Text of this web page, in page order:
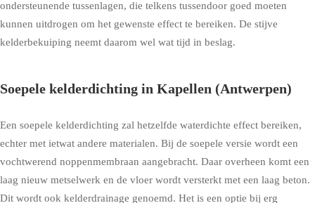
ondersteunende tussenlagen, die telkens tussendoor goed moeten
kunnen uitdrogen om het gewenste effect te bereiken. De stijve
kelderbekuiping neemt daarom wel wat tijd in beslag.
Soepele kelderdichting in Kapellen (Antwerpen)
Een soepele kelderdichting zal hetzelfde waterdichte effect bereiken,
echter met ietwat andere materialen. Bij de soepele versie wordt een
vochtwerend noppenmembraan aangebracht. Daar overheen komt een
laag nieuw metselwerk en de vloer wordt versterkt met een laag beton.
Dit wordt ook kelderdrainage genoemd. Het is een optie bij erg